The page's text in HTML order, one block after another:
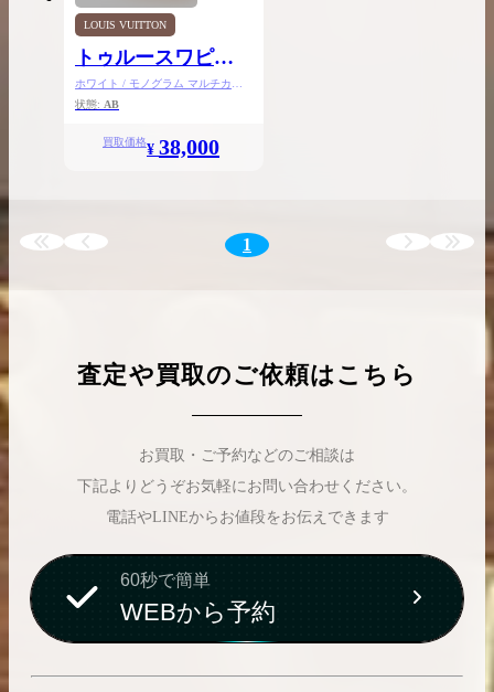
コラムをさらにみる
LOUIS VUITTON
トゥルースワピテ
ィ
ホワイト / モノグラム マルチカラ
ー
状態: AB
買取価格¥ 38,000
1
査定や買取のご依頼はこちら
お買取・ご予約などのご相談は
下記よりどうぞお気軽にお問い合わせください。
電話やLINEからお値段をお伝えできます
60秒で簡単
WEBから予約